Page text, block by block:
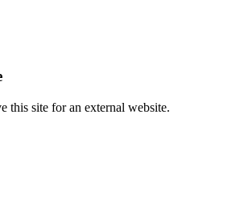
this site for an external website.